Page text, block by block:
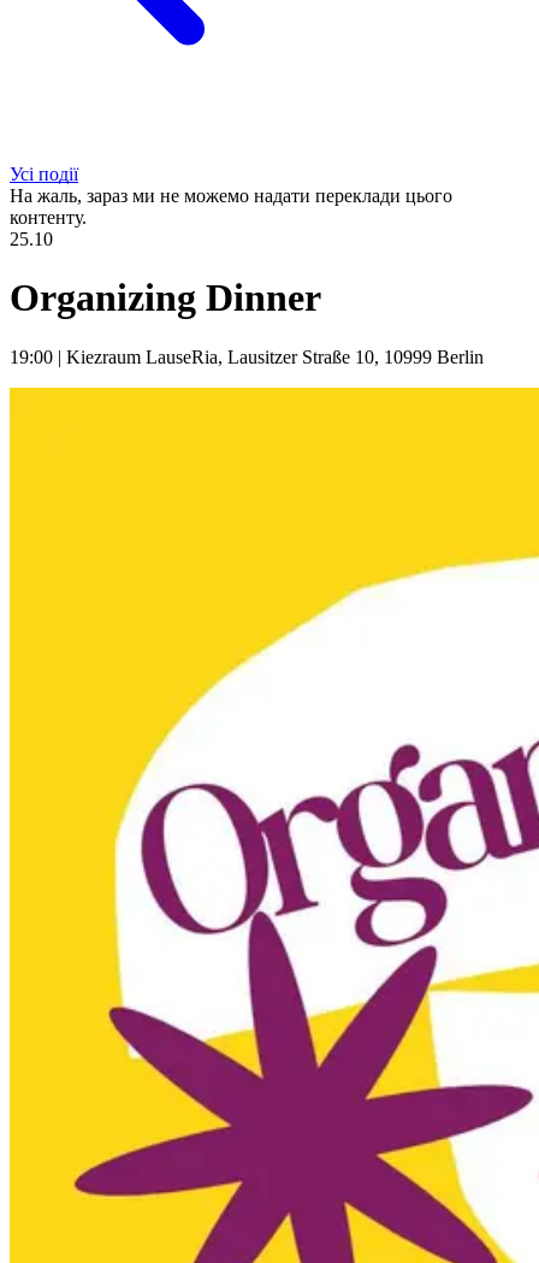
Усі події
На жаль, зараз ми не можемо надати переклади цього
контенту.
25.10
Organizing Dinner
19:00 | Kiezraum LauseRia, Lausitzer Straße 10, 10999 Berlin